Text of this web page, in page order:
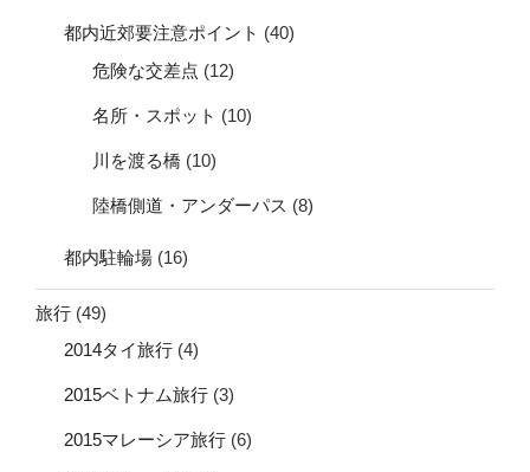
都内近郊要注意ポイント (40)
危険な交差点 (12)
名所・スポット (10)
川を渡る橋 (10)
陸橋側道・アンダーパス (8)
都内駐輪場 (16)
旅行 (49)
2014タイ旅行 (4)
2015ベトナム旅行 (3)
2015マレーシア旅行 (6)